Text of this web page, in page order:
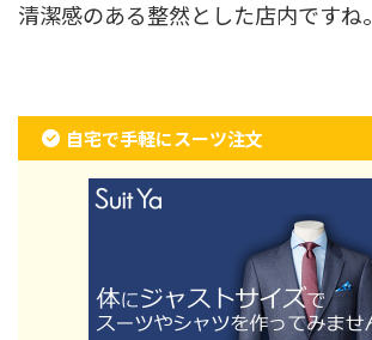
清潔感のある整然とした店内ですね。
自宅で手軽にスーツ注文